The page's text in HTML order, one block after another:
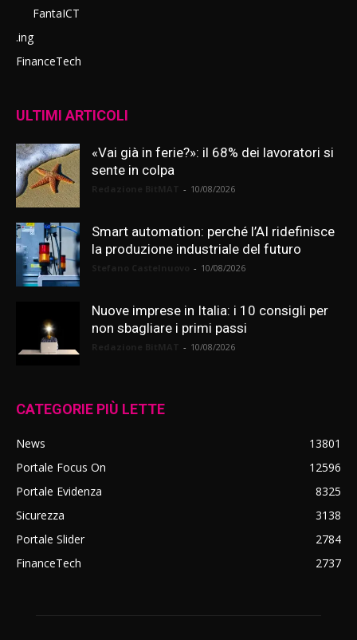
FantaICT
.ing
FinanceTech
ULTIMI ARTICOLI
«Vai già in ferie?»: il 68% dei lavoratori si
sente in colpa
- 10/08/2026
Smart automation: perché l’AI ridefinisce
la produzione industriale del futuro
- 10/08/2026
Nuove imprese in Italia: i 10 consigli per
non sbagliare i primi passi
- 10/08/2026
CATEGORIE PIÙ LETTE
News
13801
Portale Focus On
12596
Portale Evidenza
8325
Sicurezza
3138
Portale Slider
2784
FinanceTech
2737